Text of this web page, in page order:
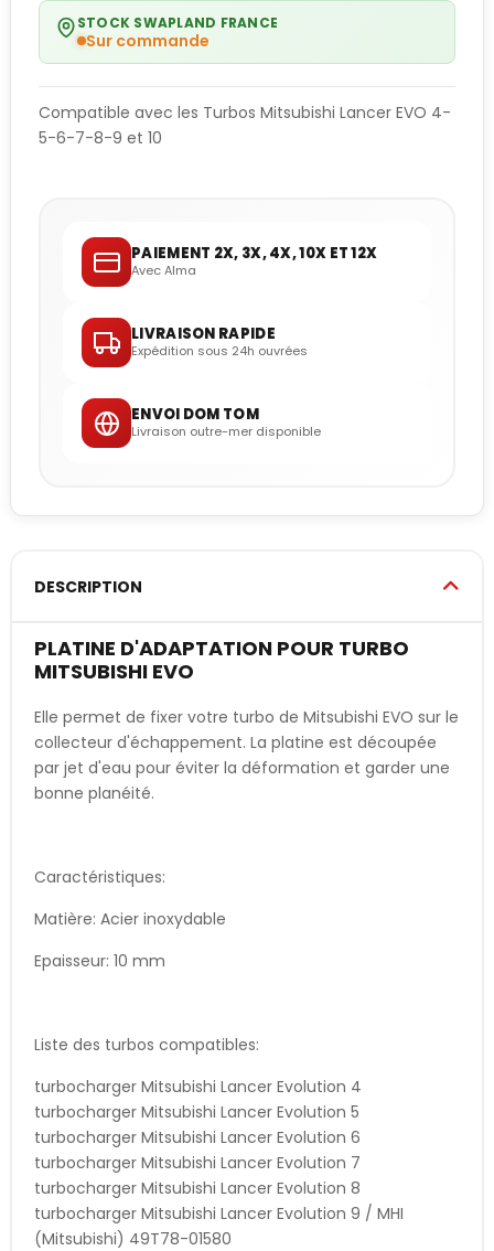
STOCK SWAPLAND FRANCE
Sur commande
Compatible avec les Turbos Mitsubishi Lancer EVO 4-
5-6-7-8-9 et 10
PAIEMENT 2X, 3X, 4X, 10X ET 12X
Avec Alma
LIVRAISON RAPIDE
Expédition sous 24h ouvrées
ENVOI DOM TOM
Livraison outre-mer disponible
DESCRIPTION
PLATINE D'ADAPTATION POUR TURBO
MITSUBISHI EVO
Elle permet de fixer votre turbo de Mitsubishi EVO sur le
collecteur d'échappement. La platine est découpée
par jet d'eau pour éviter la déformation et garder une
bonne planéité.
Caractéristiques:
Matière: Acier inoxydable
Epaisseur: 10 mm
Liste des turbos compatibles:
turbocharger Mitsubishi Lancer Evolution 4
turbocharger Mitsubishi Lancer Evolution 5
turbocharger Mitsubishi Lancer Evolution 6
turbocharger Mitsubishi Lancer Evolution 7
turbocharger Mitsubishi Lancer Evolution 8
turbocharger Mitsubishi Lancer Evolution 9 / MHI
(Mitsubishi) 49T78-01580